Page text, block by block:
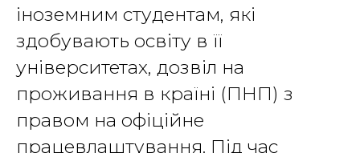
іноземним студентам, які
здобувають освіту в її
університетах, дозвіл на
проживання в країні (ПНП) з
правом на офіційне
працевлаштування. Під час